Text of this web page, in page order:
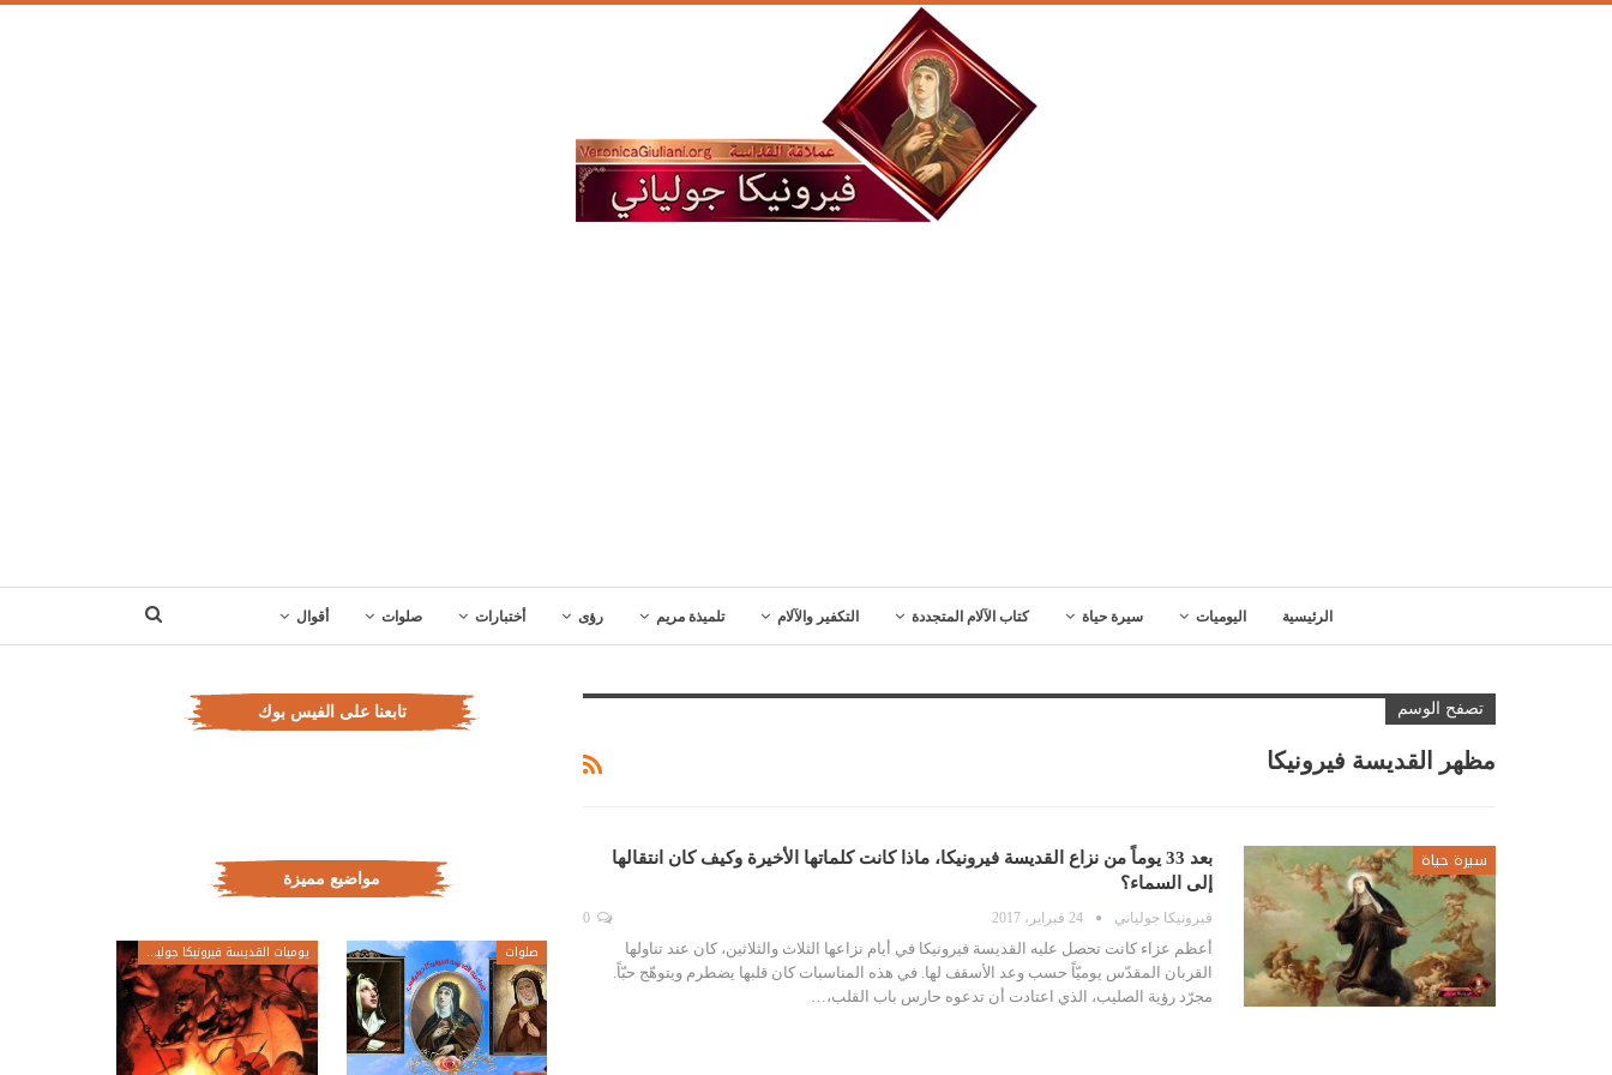
الرئيسية اليوميات سيرة حياة كتاب الآلام المتجددة التكفير والآلام تلميذة مريم رؤى أختبارات صلوات أقوال
تصفح الوسم
مظهر القديسة فيرونيكا
سيرة حياة
بعد 33 يوماً من نزاع القديسة فيرونيكا، ماذا كانت كلماتها الأخيرة وكيف كان انتقالها
إلى السماء؟
فيرونيكا جولياني 24 فبراير، 2017
أعظم عزاء كانت تحصل عليه القديسة فيرونيكا في أيام نزاعها الثلاث والثلاثين، كان عند تناولها
القربان المقدّس يوميّاً حسب وعد الأسقف لها. في هذه المناسبات كان قلبها يضطرم ويتوهّج حبّاً.
مجرّد رؤية الصليب، الذي اعتادت أن تدعوه حارس باب القلب،…
تابعنا على الفيس بوك
مواضيع مميزة
صلوات يوميات القديسة فيرونيكا جولياني